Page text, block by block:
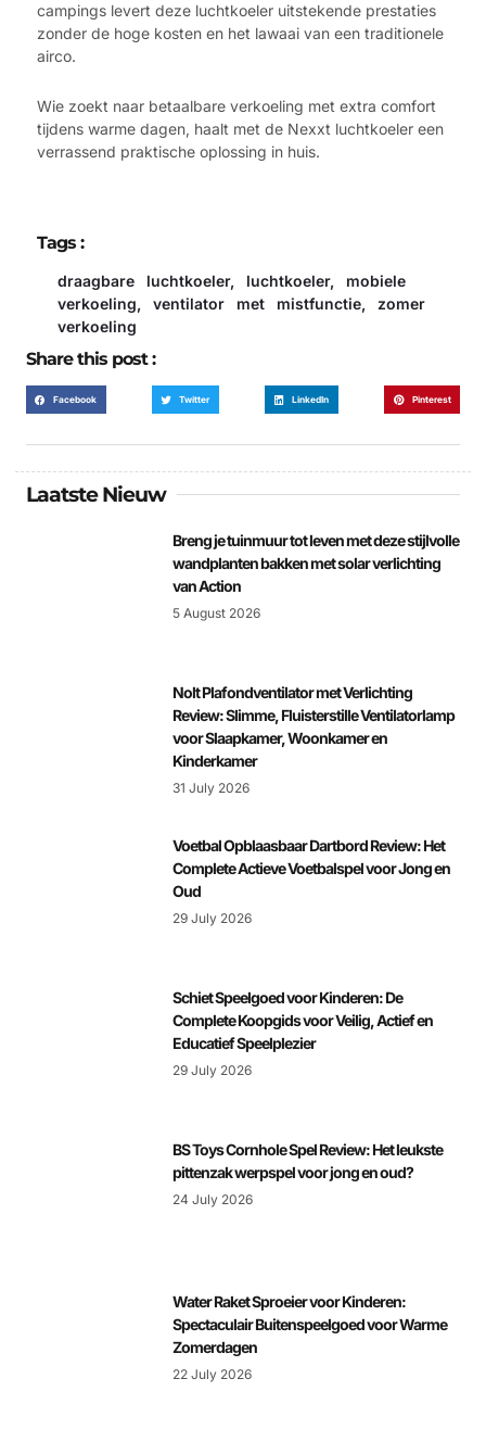
campings levert deze luchtkoeler uitstekende prestaties
zonder de hoge kosten en het lawaai van een traditionele
airco.
Wie zoekt naar betaalbare verkoeling met extra comfort
tijdens warme dagen, haalt met de Nexxt luchtkoeler een
verrassend praktische oplossing in huis.
draagbare luchtkoeler, luchtkoeler, mobiele
verkoeling, ventilator met mistfunctie, zomer
verkoeling
Tags :
Share this post :
Facebook Twitter LinkedIn Pinterest
Laatste Nieuw
Breng je tuinmuur tot leven met deze stijlvolle
wandplanten bakken met solar verlichting
van Action
5 August 2026
Nolt Plafondventilator met Verlichting
Review: Slimme, Fluisterstille Ventilatorlamp
voor Slaapkamer, Woonkamer en
Kinderkamer
31 July 2026
Voetbal Opblaasbaar Dartbord Review: Het
Complete Actieve Voetbalspel voor Jong en
Oud
29 July 2026
Schiet Speelgoed voor Kinderen: De
Complete Koopgids voor Veilig, Actief en
Educatief Speelplezier
29 July 2026
BS Toys Cornhole Spel Review: Het leukste
pittenzak werpspel voor jong en oud?
24 July 2026
Water Raket Sproeier voor Kinderen:
Spectaculair Buitenspeelgoed voor Warme
Zomerdagen
22 July 2026